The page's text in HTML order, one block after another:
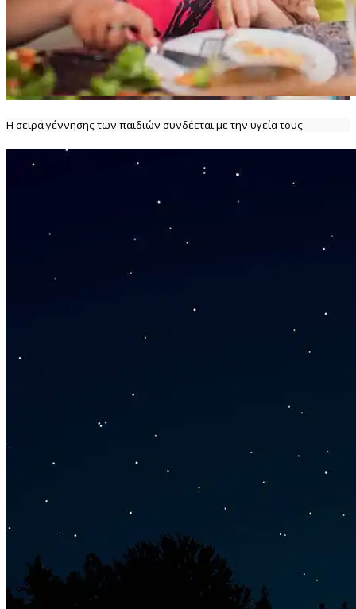
Η σειρά γέννησης των παιδιών συνδέεται με την υγεία τους